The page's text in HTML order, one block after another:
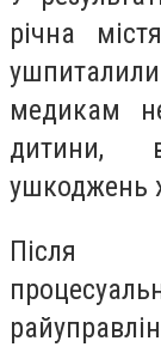
річна
ушпиталили
медикам
дитини,
ушкоджень
Після